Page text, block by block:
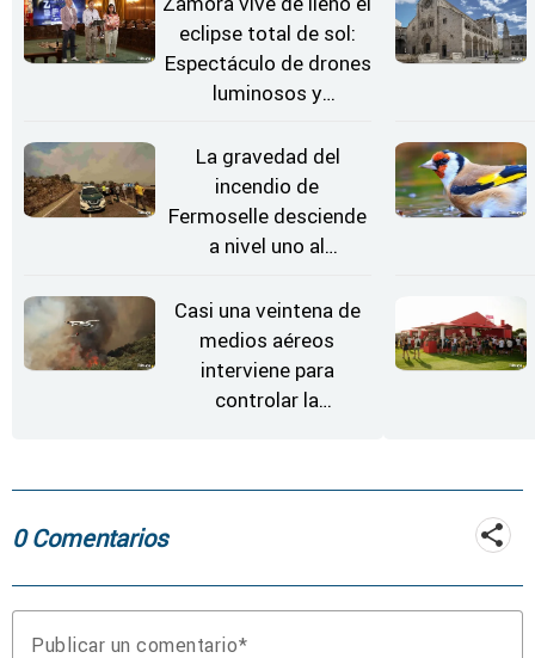
eclipse total de sol:
Espectáculo de drones
luminosos y
Estrellas
La gravedad del
incendio de
Fermoselle desciende
a nivel uno al
"favorable" y disminuir
el riesgo
Casi una veintena de
medios aéreos
interviene para
controlar la
Fermoselle
0 Comentarios
Publicar un comentario